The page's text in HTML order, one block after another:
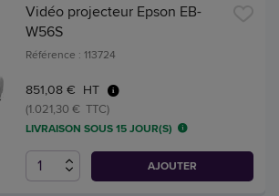
Vidéo projecteur Epson EB-
W56S
Référence : 113724
851,08 € HT
(1.021,30 € TTC)
LIVRAISON SOUS 15 JOUR(S)
AJOUTER